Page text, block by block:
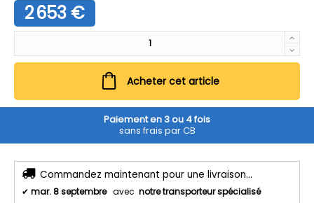
2 653 €
Acheter cet article
Paiement en 3 ou 4 fois
sans frais par CB
Commandez maintenant pour une livraison...
✔ mar. 8 septembre avec notre transporteur spécialisé